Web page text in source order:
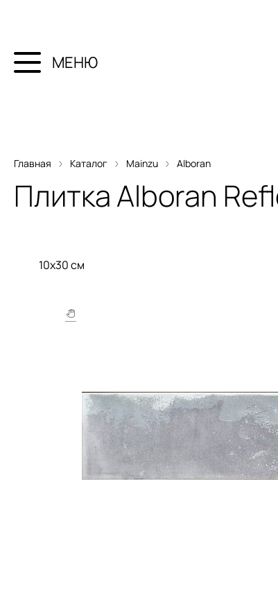
МЕНЮ
Главная Каталог Mainzu Alboran
ПлиткаAlboran
10x30 см